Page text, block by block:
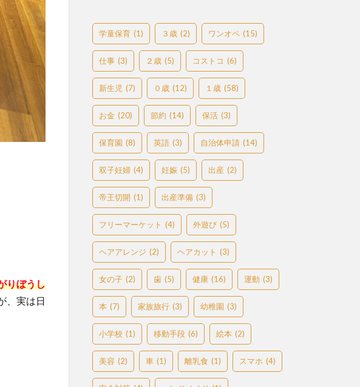
りぼうし
、実は日
学童保育 (1) ３歳 (2) ワンオペ (15)
仕事 (3) ２歳 (5) コストコ (6)
新生児 (7) ０歳 (12) １歳 (58)
お金 (20) 節約 (14) 保活 (3)
保育園 (8) 英語 (3) 自治体申請 (14)
双子妊婦 (4) 妊娠 (5) 出産 (2)
帝王切開 (1) 出産準備 (3)
フリーマーケット (4) 外遊び (5)
ヘアアレンジ (2) ヘアカット (3)
女の子 (2) 歯 (5) 健康 (16) 運動 (3)
本 (7) 家族旅行 (3) 幼稚園 (3)
小学校 (1) 移動手段 (6) 絵本 (2)
美容 (2) 車 (1) 離乳食 (1) スマホ (4)